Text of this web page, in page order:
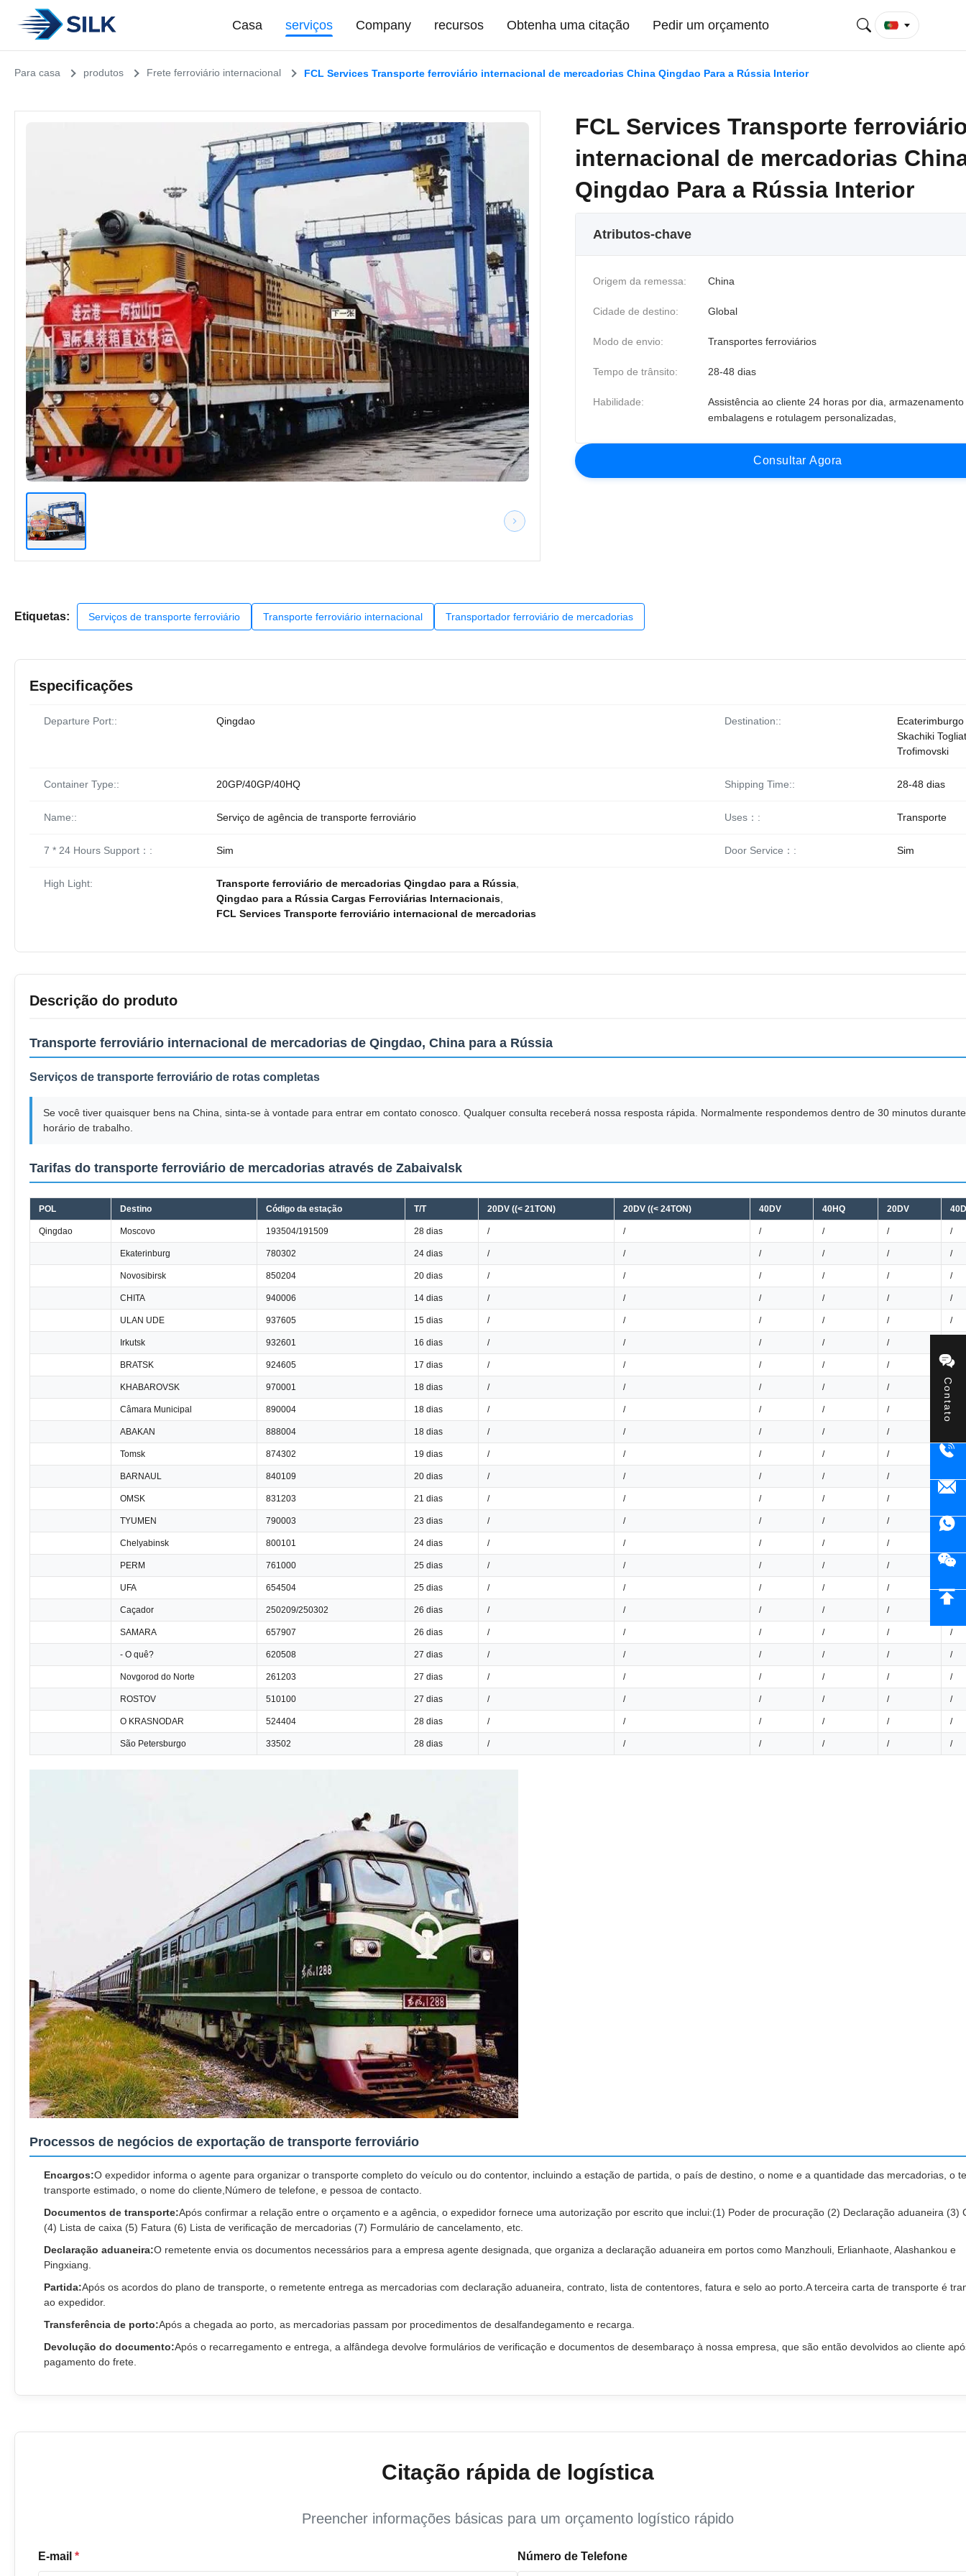
Contato
Casa serviços Company recursos Obtenha uma citação Pedir um orçamento
Para casa produtos Frete ferroviário internacional FCL Services Transporte ferroviário internacional de mercadorias China Qingdao Para a Rússia Interior
FCL Services Transporte
internacional de mercadorias
Qingdao Para a Rússia Interior
Atributos-chave
Origem da remessa: China
Cidade de destino: Global
Modo de envio: Transportes ferroviários
Tempo de trânsito: 28-48 dias
Habilidade:
Assistência ao cliente 24 horas por dia, armazenamento
embalagens e rotulagem personalizadas,
Consu ltar Agora
Etiquetas: Serviços de transporte ferroviário Transporte ferroviário internacional Transportador ferroviário de mercadorias
Especificações
Departure Port:: Qingdao Destination::
Ecaterimburgo
Skachiki
Trofimovski
Container Type:: 20GP/40GP/40HQ Shipping Time:: 28-48 dias
Name:: Serviço de agência de transporte ferroviário Uses：: Transporte
7 * 24 Hours Support：: Sim Door Service：: Sim
High Light: Transporte ferroviário de mercadorias Qingdao para a Rússia
Qingdao para a Rússia Cargas Ferroviárias Internacionais
FCL Services Transporte ferroviário internacional de mercadorias
Descrição do produto
Transporte ferroviário internacional de mercadorias de Qingdao, China para a Rússia
Serviços de transporte ferroviário de rotas completas
Se você tiver quaisquer bens na China, sinta-se à vontade para entrar em contato conosco. Qualquer consulta receberá nossa resposta rápida. Normalmente respondemos dentro de 30 minutos
horário de trabalho.
Tarifas do transporte ferroviário de mercadorias através de Zabaivalsk
POL Destino Código da estação T/T 20DV ((< 21TON) 20DV ((< 24TON) 40DV 40HQ 20DV
Qingdao Moscovo 193504/191509 28 dias / / / / / /
Ekaterinburg 780302 24 dias / / / / / /
Novosibirsk 850204 20 dias / / / / / /
CHITA 940006 14 dias / / / / / /
ULAN UDE 937605 15 dias / / / / / /
Irkutsk 932601 16 dias / / / / /
BRATSK 924605 17 dias / / / / / /
KHABAROVSK 970001 18 dias / / / / /
Câmara Municipal 890004 18 dias / / / / /
ABAKAN 888004 18 dias / / / / /
Tomsk 874302 19 dias / / / / / /
BARNAUL 840109 20 dias / / / / /
OMSK 831203 21 dias / / / / /
TYUMEN 790003 23 dias / / / / / /
Chelyabinsk 800101 24 dias / / / / /
PERM 761000 25 dias / / / / / /
UFA 654504 25 dias / / / / / /
Caçador 250209/250302 26 dias / / / / /
SAMARA 657907 26 dias / / / / / /
- O quê? 620508 27 dias / / / / / /
Novgorod do Norte 261203 27 dias / / / / / /
ROSTOV 510100 27 dias / / / / / /
O KRASNODAR 524404 28 dias / / / / / /
São Petersburgo 33502 28 dias / / / / / /
Processos de negócios de exportação de transporte ferroviário
Encargos:O expedidor informa o agente para organizar o transporte completo do veículo ou do contentor, incluindo a estação de partida, o país de destino, o nome e a quantidade das mercadorias, o
transporte estimado, o nome do cliente,Número de telefone, e pessoa de contacto.
Documentos de transporte:Após confirmar a relação entre o orçamento e a agência, o expedidor fornece uma autorização por escrito que inclui:(1) Poder de procuração (2) Declaração aduaneira (3)
(4) Lista de caixa (5) Fatura (6) Lista de verificação de mercadorias (7) Formulário de cancelamento, etc.
Declaração aduaneira:O remetente envia os documentos necessários para a empresa agente designada, que organiza a declaração aduaneira em portos como Manzhouli, Erlianhaote, Alashankou e
Pingxiang.
Partida:Após os acordos do plano de transporte, o remetente entrega as mercadorias com declaração aduaneira, contrato, lista de contentores, fatura e selo ao porto.A terceira carta de transporte é
ao expedidor.
Transferência de porto:Após a chegada ao porto, as mercadorias passam por procedimentos de desalfandegamento e recarga.
Devolução do documento:Após o recarregamento e entrega, a alfândega devolve formulários de verificação e documentos de desembaraço à nossa empresa, que são então devolvidos ao cliente
pagamento do frete.
Citação rápida de logística
Preencher informações básicas para um orçamento logístico rápido
E-mail * Número de Telefone